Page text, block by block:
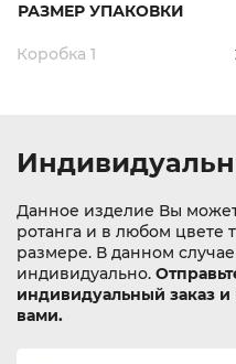
РАЗМЕР УПАКОВКИ
Коробка 1
Данное изделие Вы
ротанга и в любом цвете
размере. В данном
индивидуально.
индивидуальный заказ
вами.